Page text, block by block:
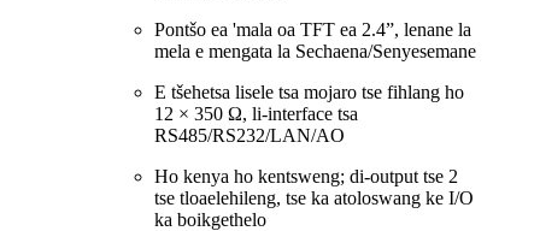
Pontšo ea 'mala oa TFT ea 2.4”, lenane la
mela e mengata la Sechaena/Senyesemane
E tšehetsa lisele tsa mojaro tse fihlang ho
12 × 350 Ω, li-interface tsa
RS485/RS232/LAN/AO
Ho kenya ho kentsweng; di-output tse 2
tse tloaelehileng, tse ka atoloswang ke I/O
ka boikgethelo